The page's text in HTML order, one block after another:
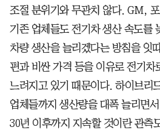
조절 분위기와 무관치 않다. GM,
기존 업체들도 전기차 생산 속도를
차량 생산을 늘리겠다는 방침을 잇
편과 비싼 가격 등을 이유로 전기차
느려지고 있기 때문이다. 하이브리
업체들까지 생산량을 대폭 늘리면
30년 이후까지 지속할 것이란 관측